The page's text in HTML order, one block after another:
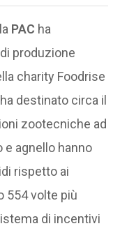
PAC ha
produzione
charity Foodrise
destinato circa il
zootecniche ad
agnello hanno
rispetto ai
554 volte più
di incentivi